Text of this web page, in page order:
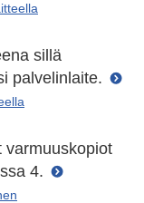
sillä
palvelinlaite.
varmuuskopiot
4.